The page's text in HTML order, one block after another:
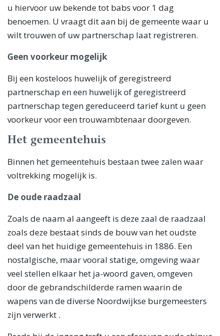
u hiervoor uw bekende tot babs voor 1 dag
benoemen. U vraagt dit aan bij de gemeente waar u
wilt trouwen of uw partnerschap laat registreren.
Geen voorkeur mogelijk
Bij een kosteloos huwelijk of geregistreerd
partnerschap en een huwelijk of geregistreerd
partnerschap tegen gereduceerd tarief kunt u geen
voorkeur voor een trouwambtenaar doorgeven.
Het gemeentehuis
Binnen het gemeentehuis bestaan twee zalen waar
voltrekking mogelijk is.
De oude raadzaal
Zoals de naam al aangeeft is deze zaal de raadzaal
zoals deze bestaat sinds de bouw van het oudste
deel van het huidige gemeentehuis in 1886. Een
nostalgische, maar vooral statige, omgeving waar
veel stellen elkaar het ja-woord gaven, omgeven
door de gebrandschilderde ramen waarin de
wapens van de diverse Noordwijkse burgemeesters
zijn verwerkt .